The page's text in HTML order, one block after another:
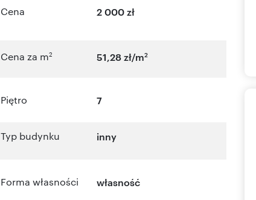
Cena 2 000 zł
Cena za m2 51,28 zł/m2
Piętro 7
Typ budynku inny
Forma własności własność